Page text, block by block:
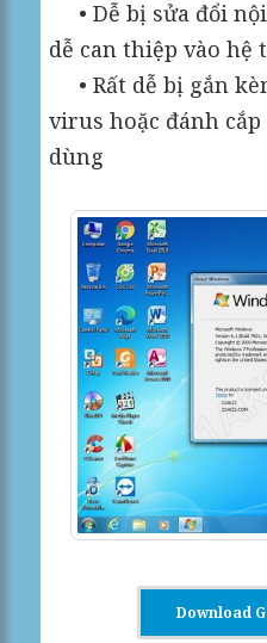
• Dễ bị sửa đổi
dễ can thiệp vào
• Rất dễ bị gắn
virus hoặc đánh
dùng
Download